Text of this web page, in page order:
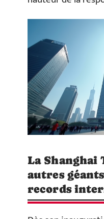
La Shanghai
autres
records